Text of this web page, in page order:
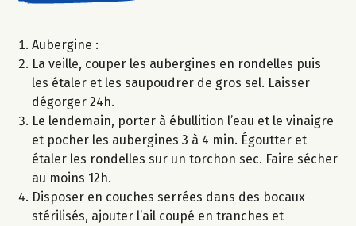
Aubergine :
La veille, couper les aubergines en rondelles puis
les étaler et les saupoudrer de gros sel. Laisser
dégorger 24h.
Le lendemain, porter à ébullition l’eau et le vinaigre
et pocher les aubergines 3 à 4 min. Égoutter et
étaler les rondelles sur un torchon sec. Faire sécher
au moins 12h.
Disposer en couches serrées dans des bocaux
stérilisés, ajouter l’ail coupé en tranches et